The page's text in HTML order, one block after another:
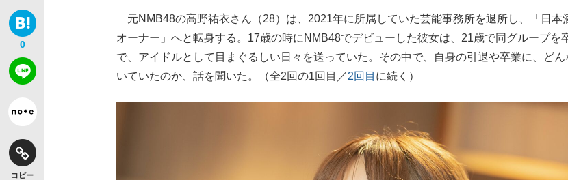
0
コピー
元NMB48の高野祐衣さん（28）は、2021年に所属していた芸能事務所を退所し、「日本
オーナー」へと転身する。17歳の時にNMB48でデビューした彼女は、21歳で同グループを
で、アイドルとして目まぐるしい日々を送っていた。その中で、自身の引退や卒業に、ど
いていたのか、話を聞いた。（全2回の1回目／2回目 に続く）